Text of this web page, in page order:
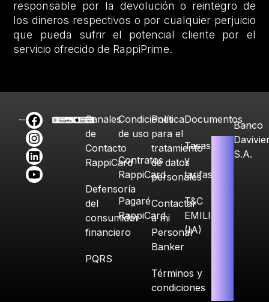
responsable por la devolución o reintegro de
los dineros respectivos o por cualquier perjuicio
que pueda sufrir el potencial cliente por el
servicio ofrecido de RappiPrime.
Canales
de
Contacto
RappiCard
Defensoría
del
consumidor
financiero
PQRS
Condiciones
de uso
Contratos
RappiCard
Pagaré
RappiCard
Política
para el
tratamiento
de datos
personales
Contactar
a mi
Personal
Banker
Términos y
condiciones
Documentos
Tasas
y
tarifas
T&C
EMILIA
(IA)
Banco
S.A.